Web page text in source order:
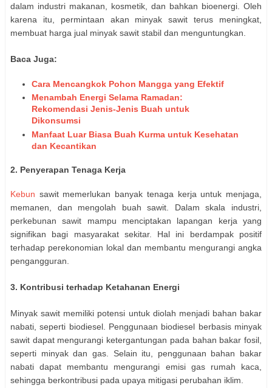
dalam industri makanan, kosmetik, dan bahkan bioenergi. Oleh
karena itu, permintaan akan minyak sawit terus meningkat,
membuat harga jual minyak sawit stabil dan menguntungkan.
Baca Juga:
Cara Mencangkok Pohon Mangga yang Efektif
Menambah Energi Selama Ramadan:
Rekomendasi Jenis-Jenis Buah untuk
Dikonsumsi
Manfaat Luar Biasa Buah Kurma untuk Kesehatan
dan Kecantikan
2. Penyerapan Tenaga Kerja
Kebun sawit memerlukan banyak tenaga kerja untuk menjaga,
memanen, dan mengolah buah sawit. Dalam skala industri,
perkebunan sawit mampu menciptakan lapangan kerja yang
signifikan bagi masyarakat sekitar. Hal ini berdampak positif
terhadap perekonomian lokal dan membantu mengurangi angka
pengangguran.
3. Kontribusi terhadap Ketahanan Energi
Minyak sawit memiliki potensi untuk diolah menjadi bahan bakar
nabati, seperti biodiesel. Penggunaan biodiesel berbasis minyak
sawit dapat mengurangi ketergantungan pada bahan bakar fosil,
seperti minyak dan gas. Selain itu, penggunaan bahan bakar
nabati dapat membantu mengurangi emisi gas rumah kaca,
sehingga berkontribusi pada upaya mitigasi perubahan iklim.